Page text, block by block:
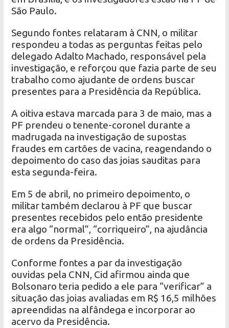
São Paulo.
Segundo fontes relataram à CNN, o militar
respondeu a todas as perguntas feitas pelo
delegado Adalto Machado, responsável pela
investigação, e reforçou que fazia parte de seu
trabalho como ajudante de ordens buscar
presentes para a Presidência da República.
A oitiva estava marcada para 3 de maio, mas a
PF prendeu o tenente-coronel durante a
madrugada na investigação de supostas
fraudes em cartões de vacina, reagendando o
depoimento do caso das joias sauditas para
esta segunda-feira.
Em 5 de abril, no primeiro depoimento, o
militar também declarou à PF que buscar
presentes recebidos pelo então presidente
era algo “normal”, “corriqueiro”, na ajudância
de ordens da Presidência.
Conforme fontes a par da investigação
ouvidas pela CNN, Cid afirmou ainda que
Bolsonaro teria pedido a ele para “verificar” a
situação das joias avaliadas em R$ 16,5 milhões
apreendidas na alfândega e incorporar ao
acervo da Presidência.